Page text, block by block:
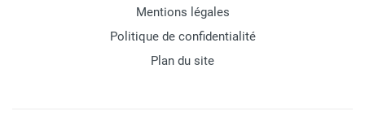
Mentions légales
Politique de confidentialité
Plan du site